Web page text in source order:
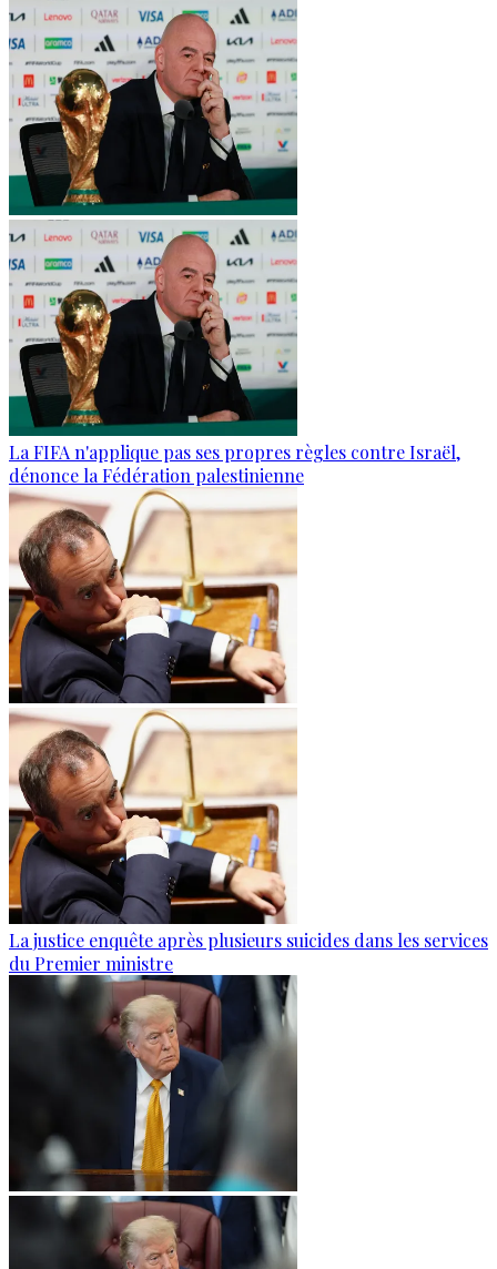
La FIFA n'applique pas ses propres règles contre Israël,
dénonce la Fédération palestinienne
La justice enquête après plusieurs suicides dans les services
du Premier ministre